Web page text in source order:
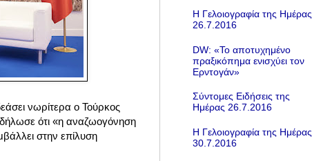
νωρίτερα ο Τούρκος
δήλωσε ότι «η αναζωογόνηση
στην επίλυση
Η Γελοιογραφία της Ημέρας
26.7.2016
DW: «To αποτυχημένο
πραξικόπημα ενισχύει τον
Ερντογάν»
Σύντομες Ειδήσεις της
Ημέρας 26.7.2016
Η Γελοιογραφία της Ημέρας
30.7.2016